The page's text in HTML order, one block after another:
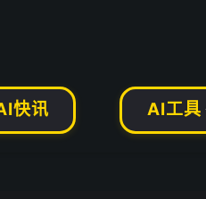
快讯 AI工具